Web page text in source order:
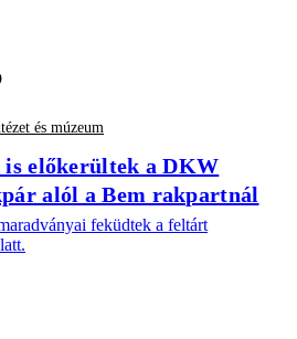
és múzeum
is előkerültek a DKW
alól a Bem rakpartnál
feküdtek a feltárt